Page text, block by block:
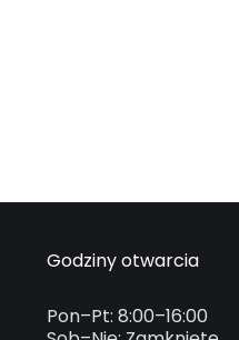
Godziny otwarcia
Pon–Pt: 8:00–16:00